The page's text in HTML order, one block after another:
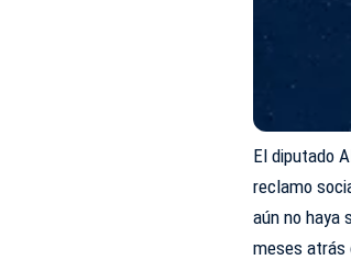
El diputado
reclamo
aún no haya
meses atrás